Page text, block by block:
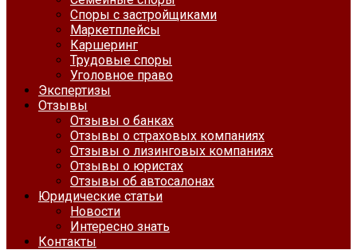
Споры с застройщиками
Маркетплейсы
Каршеринг
Трудовые споры
Уголовное право
Экспертизы
Отзывы
Отзывы о банках
Отзывы о страховых компаниях
Отзывы о лизинговых компаниях
Отзывы о юристах
Отзывы об автосалонах
Юридические статьи
Новости
Интересно знать
Контакты